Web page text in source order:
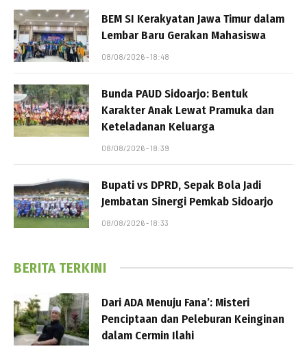
BEM SI Kerakyatan Jawa Timur dalam
Lembar Baru Gerakan Mahasiswa
08/08/2026 - 18:48
Bunda PAUD Sidoarjo: Bentuk
Karakter Anak Lewat Pramuka dan
Keteladanan Keluarga
08/08/2026 - 18:39
Bupati vs DPRD, Sepak Bola Jadi
Jembatan Sinergi Pemkab Sidoarjo
08/08/2026 - 18:33
BERITA TERKINI
Dari ADA Menuju Fana’: Misteri
Penciptaan dan Peleburan Keinginan
dalam Cermin Ilahi